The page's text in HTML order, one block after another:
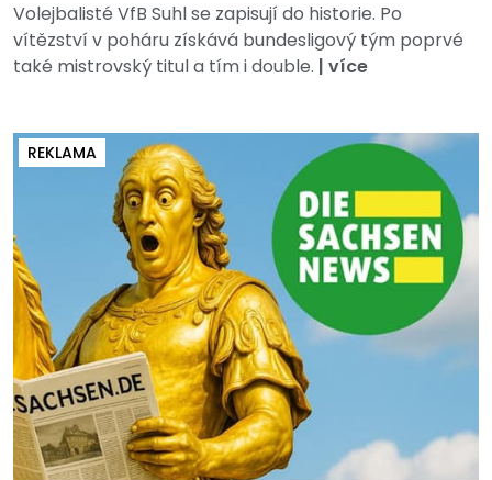
Volejbalisté VfB Suhl se zapisují do historie. Po
vítězství v poháru získává bundesligový tým poprvé
také mistrovský titul a tím i double. | více
REKLAMA